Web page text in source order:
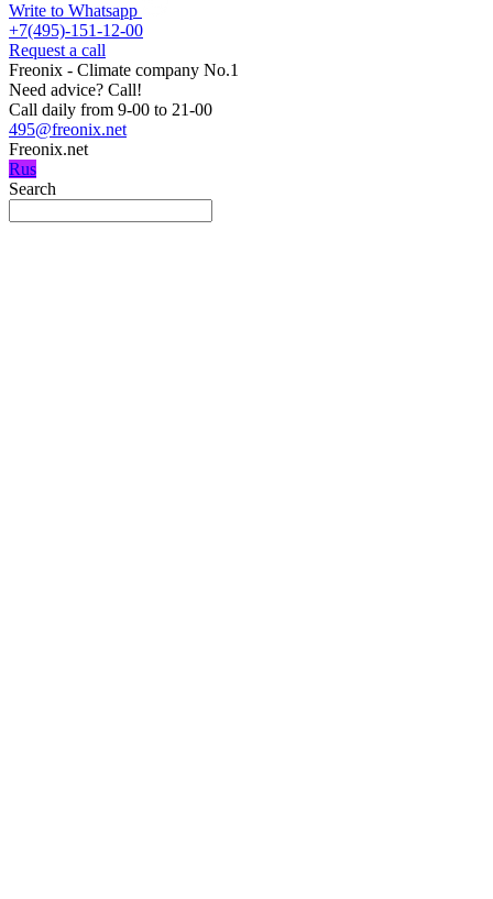
Write to Whatsapp
+7(495)-151-12-00
Request a call
Freonix - Climate company No.1
Need advice? Call!
Call daily from 9-00 to 21-00
495@freonix.net
Freonix.net
Rus
Search